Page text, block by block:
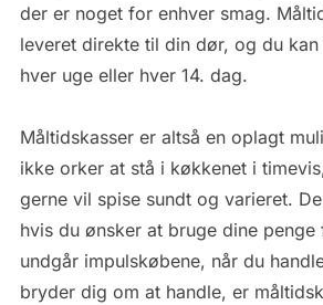
der er noget for enhver smag.
leveret direkte til din dør, og du
hver uge eller hver 14. dag.
Måltidskasser er altså en oplagt
ikke orker at stå i køkkenet i
gerne vil spise sundt og varieret.
hvis du ønsker at bruge dine
undgår impulskøbene, når du
bryder dig om at handle, er